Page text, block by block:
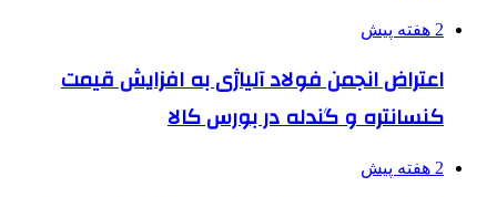
2 هفته پیش
اعتراض انجمن فولاد آلیاژی به افزایش قیمت
کنسانتره و گندله در بورس کالا
2 هفته پیش